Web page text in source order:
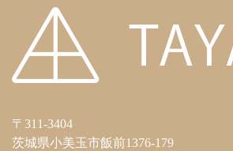
〒311-3404
茨城県小美玉市飯前1376-179